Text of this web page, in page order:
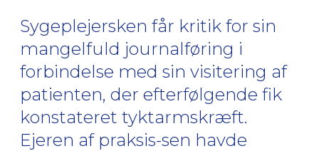
Sygeplejersken får kritik for sin
mangelfuld journalføring i
forbindelse med sin visitering af
patienten, der efterfølgende fik
konstateret tyktarmskræft.
Ejeren af praksis-sen havde